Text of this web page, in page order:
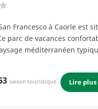
Francesco à Caorle est
parc de vacances
méditerranéen
saison touristique Lire plus